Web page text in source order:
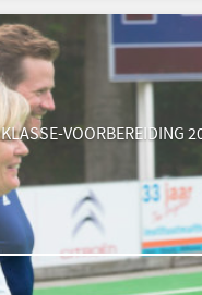
VOORBEREIDING